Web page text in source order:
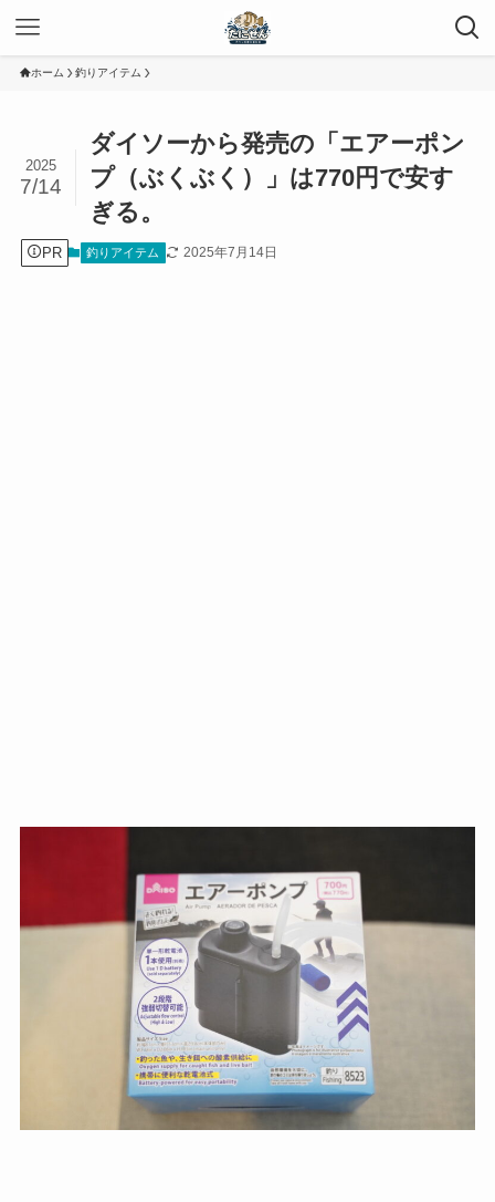
ホーム 釣りアイテム
ダイソーから発売の「エアーポン
プ（ぶくぶく）」は770円で安す
ぎる。
2025
7/14
PR 釣りアイテム 2025年7月14日